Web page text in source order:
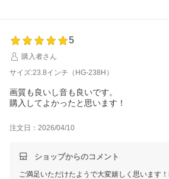
5
購入者さん
サイズ:23.8インチ（HG-238H）
画質も良いし音も良いです。
購入してよかったと思います！
注文日：2026/04/10
ショップからのコメント
ご満足いただけたようで大変嬉しく思います